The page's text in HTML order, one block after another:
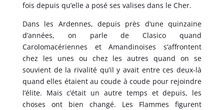
fois depuis qu’elle a posé ses valises dans le Cher.
Dans les Ardennes, depuis près d’une quinzaine
d’années, on parle de Clasico quand
Carolomacériennes et Amandinoises s’affrontent
chez les unes ou chez les autres quand on se
souvient de la rivalité qu’il y avait entre ces deux-là
quand elles étaient au coude à coude pour rejoindre
l’élite. Mais c’était un autre temps et depuis, les
choses ont bien changé. Les Flammes figurent